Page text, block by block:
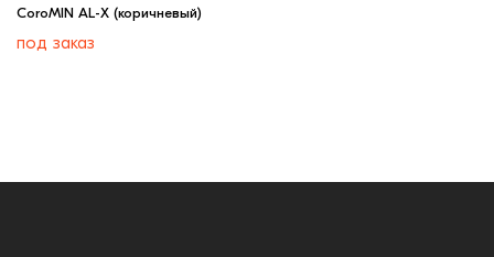
CoroMIN AL-X (коричневый)
под заказ